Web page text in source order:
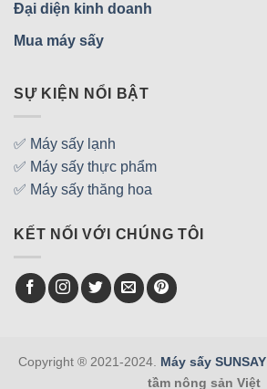
Đại diện kinh doanh
Mua máy sấy
SỰ KIỆN NỔI BẬT
✅ Máy sấy lạnh
✅ Máy sấy thực phẩm
✅ Máy sấy thăng hoa
KẾT NỐI VỚI CHÚNG TÔI
Copyright ® 2021-2024. Máy sấy SUNSAY
tầm nông sản Việt